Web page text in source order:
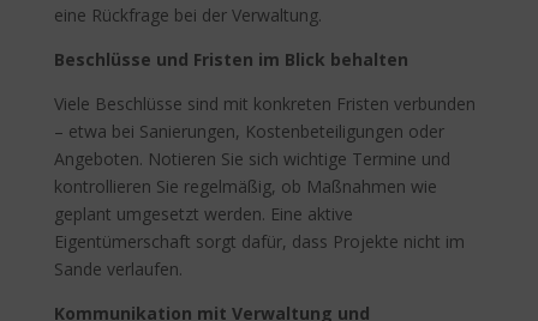
eine Rückfrage bei der Verwaltung.
Beschlüsse und Fristen im Blick behalten
Viele Beschlüsse sind mit konkreten Fristen verbunden
– etwa bei Sanierungen, Kostenbeteiligungen oder
Angeboten. Notieren Sie sich wichtige Termine und
kontrollieren Sie regelmäßig, ob Maßnahmen wie
geplant umgesetzt werden. Eine aktive
Eigentümerschaft sorgt dafür, dass Projekte nicht im
Sande verlaufen.
Kommunikation mit Verwaltung und